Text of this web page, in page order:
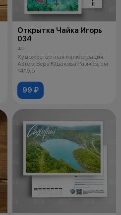
Открытка Чайка Игорь
034
шт
Художественная иллюстрация.
Автор: Вера Юдакова Размер, см:
14*9,5
99 ₽